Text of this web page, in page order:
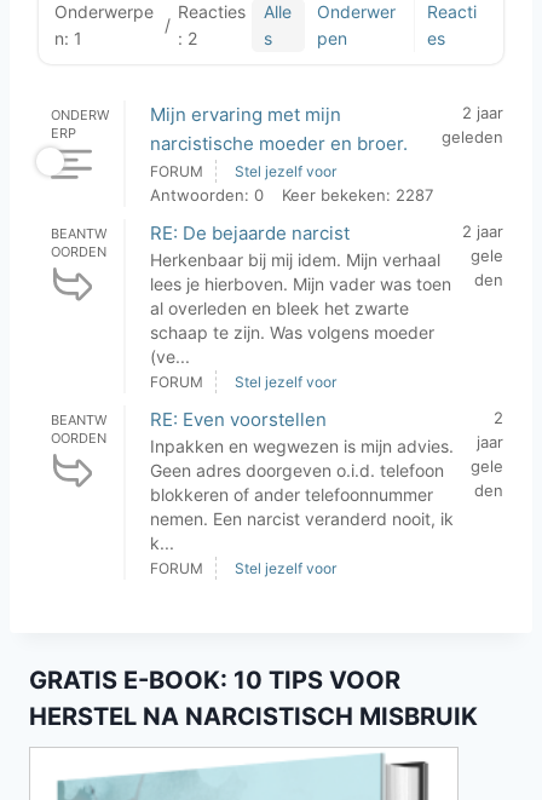
Onderwerpe
n: 1
/
Reacties
: 2
Alle
s
Onderwer
pen
Reacti
es
ONDERW
ERP
Mijn ervaring met mijn
narcistische moeder en broer.
2 jaar
geleden
FORUM Stel jezelf voor
Antwoorden: 0 Keer bekeken: 2287
BEANTW
OORDEN
RE: De bejaarde narcist
Herkenbaar bij mij idem. Mijn verhaal
lees je hierboven. Mijn vader was toen
al overleden en bleek het zwarte
schaap te zijn. Was volgens moeder
(ve...
2 jaar
gele
den
FORUM Stel jezelf voor
BEANTW
OORDEN
RE: Even voorstellen
Inpakken en wegwezen is mijn advies.
Geen adres doorgeven o.i.d. telefoon
blokkeren of ander telefoonnummer
nemen. Een narcist veranderd nooit, ik
k...
2
jaar
gele
den
FORUM Stel jezelf voor
GRATIS E-BOOK: 10 TIPS VOOR
HERSTEL NA NARCISTISCH MISBRUIK